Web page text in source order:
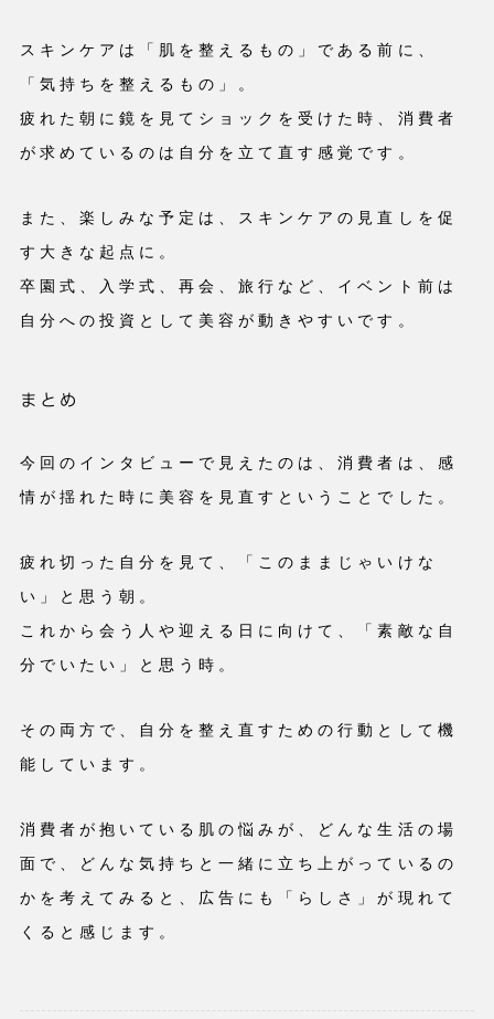
スキンケアは「肌を整えるもの」である前に、
「気持ちを整えるもの」。
疲れた朝に鏡を見てショックを受けた時、消費者
が求めているのは自分を立て直す感覚です。
また、楽しみな予定は、スキンケアの見直しを促
す大きな起点に。
卒園式、入学式、再会、旅行など、イベント前は
自分への投資として美容が動きやすいです。
まとめ
今回のインタビューで見えたのは、消費者は、感
情が揺れた時に美容を見直すということでした。
疲れ切った自分を見て、「このままじゃいけな
い」と思う朝。
これから会う人や迎える日に向けて、「素敵な自
分でいたい」と思う時。
その両方で、自分を整え直すための行動として機
能しています。
消費者が抱いている肌の悩みが、どんな生活の場
面で、どんな気持ちと一緒に立ち上がっているの
かを考えてみると、広告にも「らしさ」が現れて
くると感じます。